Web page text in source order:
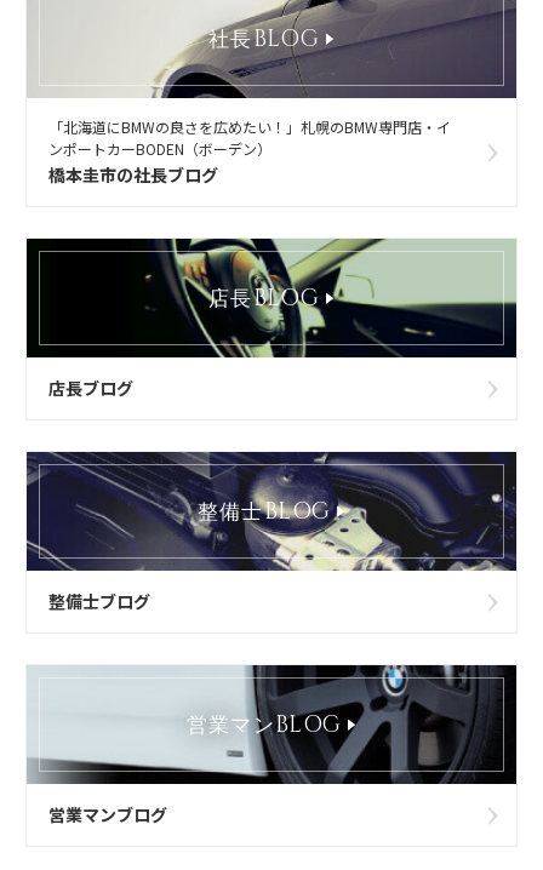
社長BLOG
「北海道にBMWの良さを広めたい！」札幌のBMW専門店・イ
ンポートカーBODEN（ボーデン）
橋本圭市の社長ブログ
店長BLOG
店長ブログ
整備士BLOG
整備士ブログ
営業マンBLOG
営業マンブログ